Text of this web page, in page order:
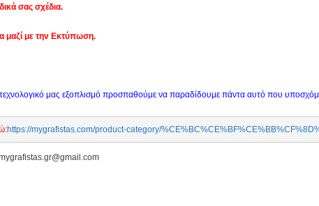
σας σχέδια.
μαζί με την Εκτύπωση.
μας εξοπλισμό προσπαθούμε να παραδίδουμε πάντα αυτό που
https://mygrafistas.com/product-category/